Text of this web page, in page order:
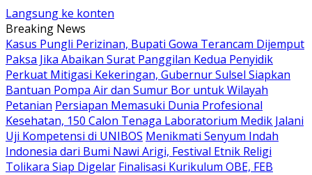
Langsung ke konten
Breaking News
Kasus Pungli Perizinan, Bupati Gowa Terancam Dijemput
Paksa Jika Abaikan Surat Panggilan Kedua Penyidik
Perkuat Mitigasi Kekeringan, Gubernur Sulsel Siapkan
Bantuan Pompa Air dan Sumur Bor untuk Wilayah
Petanian Persiapan Memasuki Dunia Profesional
Kesehatan, 150 Calon Tenaga Laboratorium Medik Jalani
Uji Kompetensi di UNIBOS Menikmati Senyum Indah
Indonesia dari Bumi Nawi Arigi, Festival Etnik Religi
Tolikara Siap Digelar Finalisasi Kurikulum OBE, FEB